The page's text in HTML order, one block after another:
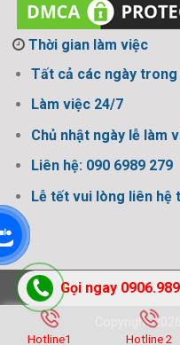
Thời gian làm việc
Tất cả các ngày trong
Làm việc 24/7
Chủ nhật ngày lễ làm
Liên hệ: 090 6989 279
Lễ tết vui lòng liên hệ
Thiết kế bởi
Copyright
Gọi ngay
Hotline1 Hotline 2